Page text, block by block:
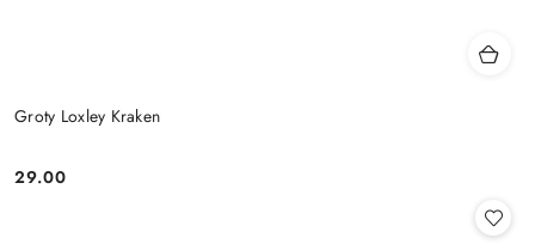
Groty Loxley Kraken
Cena:
29.00